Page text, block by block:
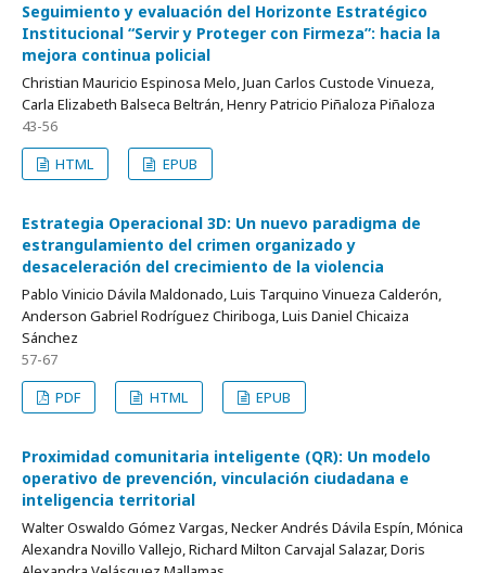
Seguimiento y evaluación del Horizonte Estratégico
Institucional “Servir y Proteger con Firmeza”: hacia la
mejora continua policial
Christian Mauricio Espinosa Melo, Juan Carlos Custode Vinueza,
Carla Elizabeth Balseca Beltrán, Henry Patricio Piñaloza Piñaloza
43-56
HTML
EPUB
Estrategia Operacional 3D: Un nuevo paradigma de
estrangulamiento del crimen organizado y
desaceleración del crecimiento de la violencia
Pablo Vinicio Dávila Maldonado, Luis Tarquino Vinueza Calderón,
Anderson Gabriel Rodríguez Chiriboga, Luis Daniel Chicaiza
Sánchez
57-67
PDF
HTML EPUB
Proximidad comunitaria inteligente (QR): Un modelo
operativo de prevención, vinculación ciudadana e
inteligencia territorial
Walter Oswaldo Gómez Vargas, Necker Andrés Dávila Espín, Mónica
Alexandra Novillo Vallejo, Richard Milton Carvajal Salazar, Doris